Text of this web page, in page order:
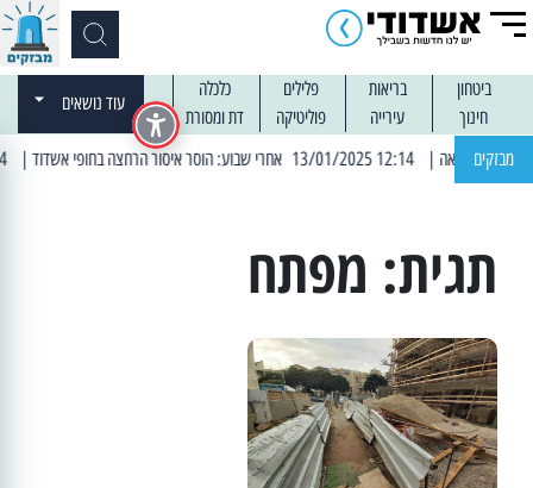
ביטחון בריאות פלילים
כלכלה
חינוך
עירייה פוליטיקה דת ומסורת
עוד נושאים
מבזקים | 12:14 13/01/2025 אחרי שבוע: הוסר איסור הרחצה בחופי אשדוד | 13:04 14/01/2025 עובדים בלילות: עבודות קרצוף וריבוד אספלט
תגית: מפתח